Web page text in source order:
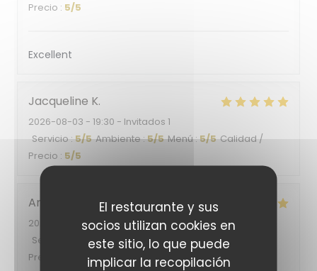
El restaurante y sus
socios utilizan cookies en
este sitio, lo que puede
implicar la recopilación
Precio : 5/5
Excellent
Jacqueline K
2026-08-03 - 19:30 - Invitados 1
Servicio:5/5 Ambiente:5/5 Menú:5/5 Calidad /
Precio : 5/5
Ana
2026-08-05- 19:30 - Invitados 2
Servicio
/5 Ambiente: 5/5 Menú: 5/5 Calidad /
Precio